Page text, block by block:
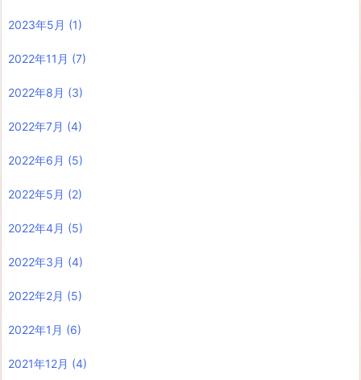
2023年5月 (1)
2022年11月 (7)
2022年8月 (3)
2022年7月 (4)
2022年6月 (5)
2022年5月 (2)
2022年4月 (5)
2022年3月 (4)
2022年2月 (5)
2022年1月 (6)
2021年12月 (4)